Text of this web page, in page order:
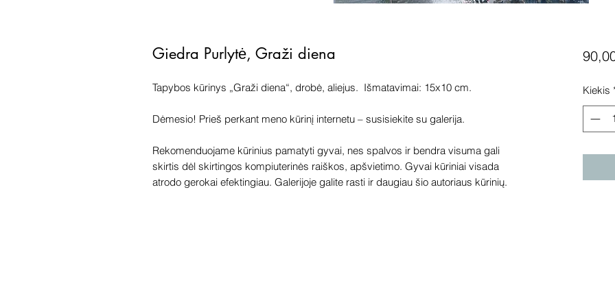
Giedra Purlytė, Graži diena
Tapybos kūrinys „Graži diena“, drobė, aliejus. Išmatavimai: 15x10 cm.
Dėmesio! Prieš perkant meno kūrinį internetu – susisiekite su galerija.
Rekomenduojame kūrinius pamatyti gyvai, nes spalvos ir bendra visuma gali
skirtis dėl skirtingos kompiuterinės raiškos, apšvietimo. Gyvai kūriniai visada
atrodo gerokai efektingiau. Galerijoje galite rasti ir daugiau šio autoriaus kūrinių.
Kiekis